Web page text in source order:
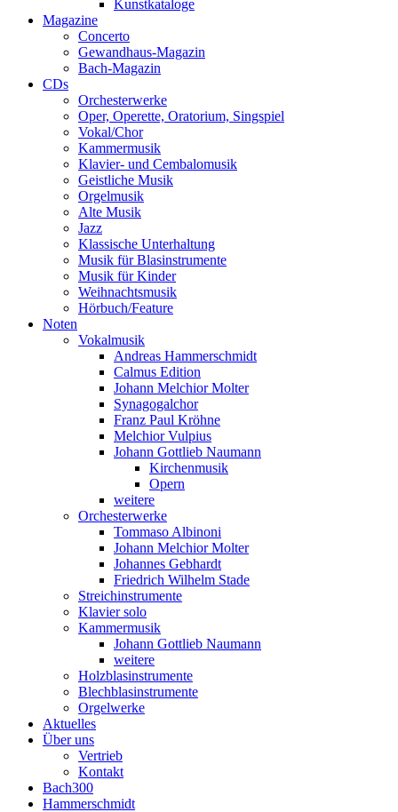
Kunstkataloge
Magazine
Concerto
Gewandhaus-Magazin
Bach-Magazin
CDs
Orchesterwerke
Oper, Operette, Oratorium, Singspiel
Vokal/Chor
Kammermusik
Klavier- und Cembalomusik
Geistliche Musik
Orgelmusik
Alte Musik
Jazz
Klassische Unterhaltung
Musik für Blasinstrumente
Musik für Kinder
Weihnachtsmusik
Hörbuch/Feature
Noten
Vokalmusik
Andreas Hammerschmidt
Calmus Edition
Johann Melchior Molter
Synagogalchor
Franz Paul Kröhne
Melchior Vulpius
Johann Gottlieb Naumann
Kirchenmusik
Opern
weitere
Orchesterwerke
Tommaso Albinoni
Johann Melchior Molter
Johannes Gebhardt
Friedrich Wilhelm Stade
Streichinstrumente
Klavier solo
Kammermusik
Johann Gottlieb Naumann
weitere
Holzblasinstrumente
Blechblasinstrumente
Orgelwerke
Aktuelles
Über uns
Vertrieb
Kontakt
Bach300
Hammerschmidt